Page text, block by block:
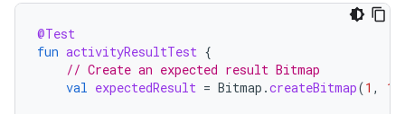
@Test
fun activityResultTest {
// Create an expected result Bitmap
val expectedResult = Bitmap .createBitmap(1 , 1